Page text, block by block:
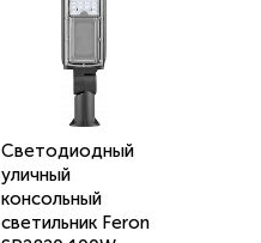
Светодиодный
уличный
консольный
светильник Feron